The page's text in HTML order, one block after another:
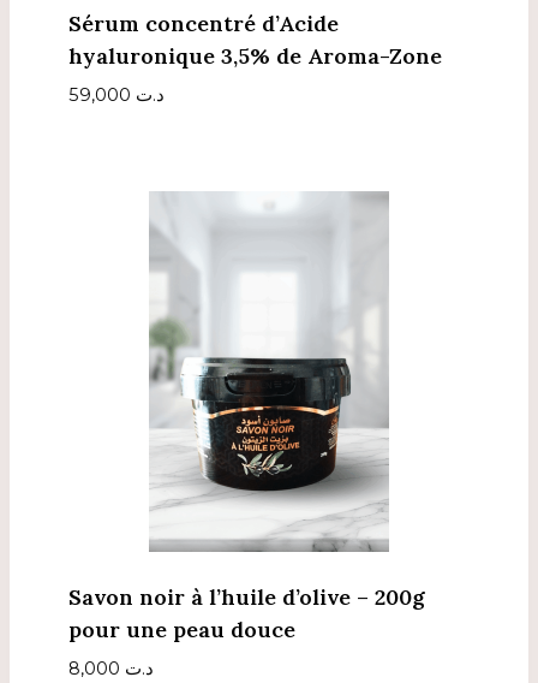
Sérum concentré d’Acide
hyaluronique 3,5% de Aroma-Zone
د.ت
Savon noir à l’huile d’olive – 200g
pour une peau douce
د.ت